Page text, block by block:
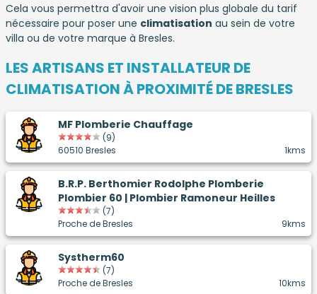
Cela vous permettra d'avoir une vision plus globale du tarif
nécessaire pour poser une climatisation au sein de votre
villa ou de votre marque à Bresles.
LES ARTISANS ET INSTALLATEUR DE
CLIMATISATION À PROXIMITÉ DE BRESLES
MF Plomberie Chauffage
(9)
60510 Bresles
1kms
B.R.P. Berthomier Rodolphe Plomberie
Plombier 60 | Plombier Ramoneur Heilles
(7)
Proche de Bresles
9kms
Systherm60
(7)
Proche de Bresles
10kms